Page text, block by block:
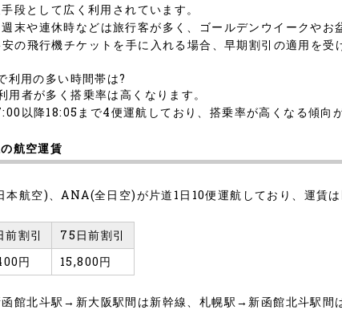
段として広く利用されています。
末や連休時などは旅行客が多く、ゴールデンウイークやお
の飛行機チケットを手に入れる場合、早期割引の適用を
用の多い時間帯は?
者が多く搭乗率は高くなります。
以降18:05まで4便運航しており、搭乗率が高くなる傾向が
航空運賃
航空)、ANA(全日空)が片道1日10便運航しており、運賃は
前割引
75日前割引
円 15,800円
館北斗駅→新大阪駅間は新幹線、札幌駅→新函館北斗駅間